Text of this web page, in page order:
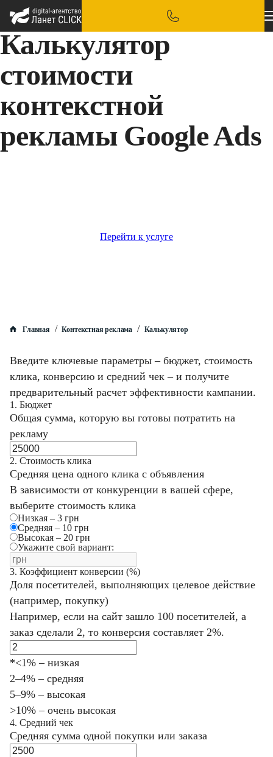
Калькулятор
стоимости
контекстной
рекламы Google Ads
Перейти к услуге
Главная / Контекстная реклама / Калькулятор
Введите ключевые параметры – бюджет, стоимость
клика, конверсию и средний чек – и получите
предварительный расчет эффективности кампании.
1. Бюджет
Общая сумма, которую вы готовы потратить на
рекламу
2. Стоимость клика
Средняя цена одного клика c объявления
В зависимости от конкуренции в вашей сфере,
выберите стоимость клика
Низкая – 3 грн
Средняя – 10 грн
Высокая – 20 грн
Укажите свой вариант:
3. Коэффициент конверсии (%)
Доля посетителей, выполняющих целевое действие
(например, покупку)
Например, если на сайт зашло 100 посетителей, а
заказ сделали 2, то конверсия составляет 2%.
*<1% – низкая
2–4% – средняя
5–9% – высокая
>10% – очень высокая
4. Средний чек
Средняя сумма одной покупки или заказа